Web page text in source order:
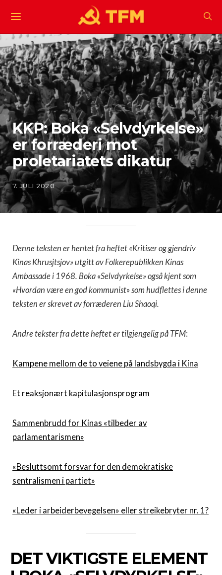
KKP: Boka «Selvdyrkelse»
er forræderi mot
proletariatets dikatur
7. JULI 2020
Denne teksten er hentet fra heftet «Kritiser og gjendriv
Kinas Khrusjtsjov» utgitt av Folkerepublikken Kinas
Ambassade i 1968. Boka «Selvdyrkelse» også kjent som
«Hvordan være en god kommunist» som hudflettes i denne
teksten er skrevet av forræderen Liu Shaoqi.
Andre tekster fra dette heftet er tilgjengelig på TFM:
Kampene mellom de to veiene på landsbygda i Kina
Et reaksjonært kapitulasjonsprogram
Sammenbrudd for Kinas «tilbeder av
parlamentarismen»
«Besluttsomt forsvar for den demokratiske
sentralismen i partiet»
«Leder i arbeiderbevegelsen» eller streikebryter nr. 1?
DET VIKTIGSTE ELEMENT